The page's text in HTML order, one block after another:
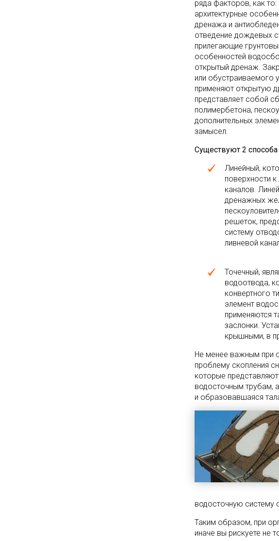
ряда факторов, как
архитектурные
дренажа и
отведение дождевых
прилегающие
особенностей
открытый дренаж.
или обустраиваемого
применяют открытую
представляет собой
полимербетона,
дополнительных
замысел.
Существуют 2 способа
Линейный,
поверхности
каналов.
дренажных
решеток,
систему
ливневой
Точечный,
водоотвода,
конвертного
элемент
применяются
заслонки.
крышными, в
Не менее важным при
проблему скопления
которые
водосточным трубам,
и образовавшаяся
водосточную систему
Таким образом, при
иначе вы рискуете не